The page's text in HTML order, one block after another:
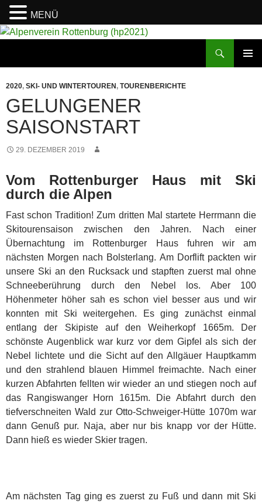
SPRINGEN
2020, SKI- UND WINTERTOUREN, TOURENBERICHTE
GELUNGENER
SAISONSTART
29. DEZEMBER 2019
Vom Rottenburger Haus mit Ski
durch die Alpen
Fast schon Tradition! Zum dritten Mal startete Herrmann die
Skitourensaison zwischen den Jahren.
Nach einer
Übernachtung im Rottenburger Haus fuhren wir am
nächsten Morgen nach Bolsterlang. Am Dorflift packten wir
unsere Ski an den Rucksack und stapften zuerst mal ohne
Schneeberührung durch den Nebel los. Aber 100
Höhenmeter höher sah es schon viel besser aus und wir
konnten mit Ski weitergehen. Es ging zunächst einmal
entlang der Skipiste auf den Weiherkopf 1665m. Der
schönste Augenblick war kurz vor dem Gipfel als sich der
Nebel lichtete und die Sicht auf den Allgäuer Hauptkamm
und den strahlend blauen Himmel freimachte. Nach einer
kurzen Abfahrten fellten wir wieder an und stiegen noch auf
das Rangiswanger Horn 1615m. Die Abfahrt durch den
tiefverschneiten Wald zur Otto-Schweiger-Hütte 1070m war
dann Genuß pur. Naja, aber nur bis knapp vor der Hütte.
Dann hieß es wieder Skier tragen.
Am nächsten Tag ging es zuerst zu Fuß und dann mit Ski
MENÜ